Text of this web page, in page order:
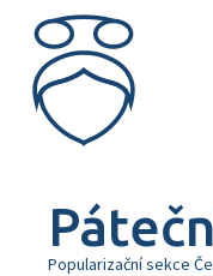
content
Popularizační sekce